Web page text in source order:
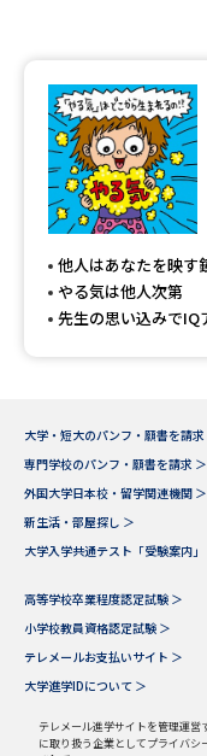
過去問題集
大学・短大以外の資
専門学校の資料請求
留学・進学関連、塾・予備
高等学校（情報）教員資格
試験
大学で学べる内容や
新増設大学・学部・学科
他人はあなたを映す
やる気は他人次第
先生の思い込みでIQ
大学・短大のパンフ・願書を請求
専門学校のパンフ・願書を請求 ＞
外国大学日本校・留学関連機関 ＞
新生活・部屋探し ＞
大学入学共通テスト「受験案内」
高等学校卒業程度認定試験 ＞
小学校教員資格認定試験 ＞
テレメールお支払いサイト ＞
大学進学IDについて ＞
テレメール進学サイトを管理運
に取り扱う企業としてプライバシ